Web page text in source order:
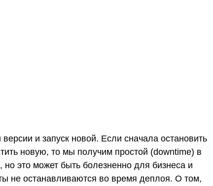
и запуск новой. Если сначала остановить
новую, то мы получим простой (downtime) в
но это может быть болезненно для бизнеса и
не останавливаются во время деплоя. О том,